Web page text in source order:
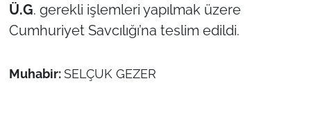
Ü.G. gerekli işlemleri yapılmak üzere
Cumhuriyet Savcılığı’na teslim edildi.
Muhabir: SELÇUK GEZER
Bilim Teknoloji
English News